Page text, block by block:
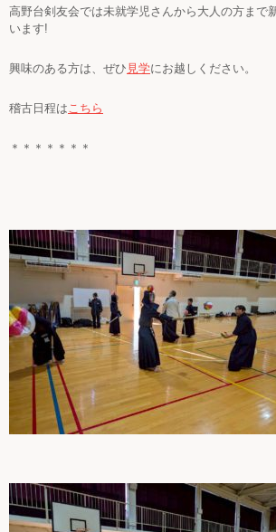
高野台剣友会では未就学児さんから大人の方まで
います!
興味のある方は、ぜひ 見学にお越しください。
稽古日程はこちら
＊＊＊＊＊＊＊